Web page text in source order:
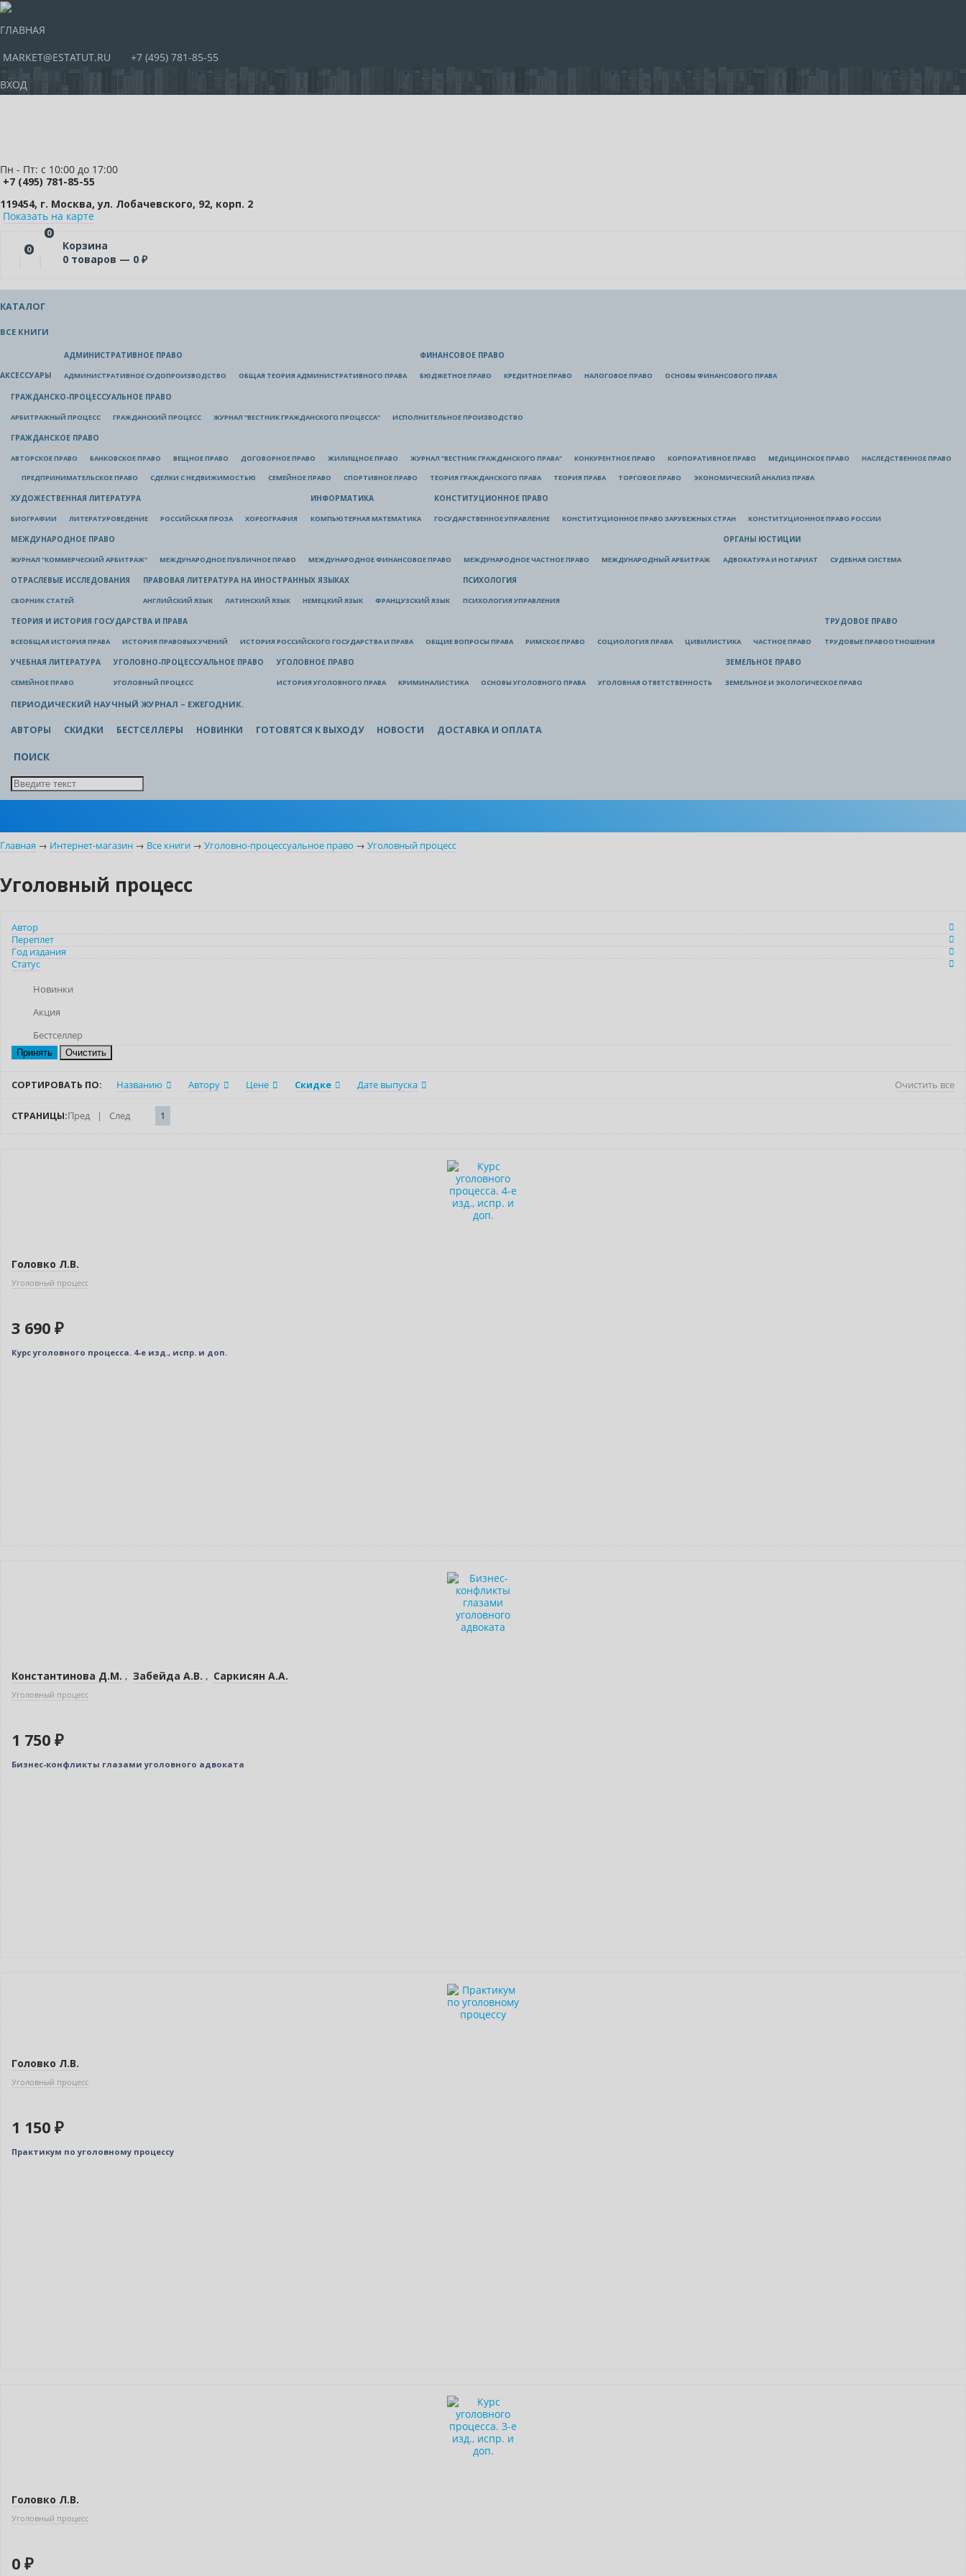
ГЛАВНАЯ
MARKET@ESTATUT.RU
+7 (495) 781-85-55
ВХОД
Пн - Пт: с 10:00 до 17:00
+7 (495) 781-85-55
119454, г. Москва, ул. Лобачевского, 92, корп. 2
Показать на карте
0
0
Корзина
0 товаров — 0 ₽
КАТАЛОГ
ВСЕ КНИГИ
АКСЕССУАРЫ
АДМИНИСТРАТИВНОЕ ПРАВО
АДМИНИСТРАТИВНОЕ СУДОПРОИЗВОДСТВО ОБЩАЯ ТЕОРИЯ АДМИНИСТРАТИВНОГО ПРАВА
ФИНАНСОВОЕ ПРАВО
БЮДЖЕТНОЕ ПРАВО КРЕДИТНОЕ ПРАВО НАЛОГОВОЕ ПРАВО ОСНОВЫ ФИНАНСОВОГО ПРАВА
ГРАЖДАНСКО-ПРОЦЕССУАЛЬНОЕ ПРАВО
АРБИТРАЖНЫЙ ПРОЦЕСС ГРАЖДАНСКИЙ ПРОЦЕСС ЖУРНАЛ "ВЕСТНИК ГРАЖДАНСКОГО ПРОЦЕССА" ИСПОЛНИТЕЛЬНОЕ ПРОИЗВОДСТВО
ГРАЖДАНСКОЕ ПРАВО
АВТОРСКОЕ ПРАВО БАНКОВСКОЕ ПРАВО ВЕЩНОЕ ПРАВО ДОГОВОРНОЕ ПРАВО ЖИЛИЩНОЕ ПРАВО ЖУРНАЛ "ВЕСТНИК ГРАЖДАНСКОГО ПРАВА" КОНКУРЕНТНОЕ ПРАВО КОРПОРАТИВНОЕ ПРАВО МЕДИЦИНСКОЕ ПРАВО НАСЛЕДСТВЕННОЕ ПРАВО
ПРЕДПРИНИМАТЕЛЬСКОЕ ПРАВО СДЕЛКИ С НЕДВИЖИМОСТЬЮ СЕМЕЙНОЕ ПРАВО СПОРТИВНОЕ ПРАВО ТЕОРИЯ ГРАЖДАНСКОГО ПРАВА ТЕОРИЯ ПРАВА ТОРГОВОЕ ПРАВО ЭКОНОМИЧЕСКИЙ АНАЛИЗ ПРАВА
ХУДОЖЕСТВЕННАЯ ЛИТЕРАТУРА
БИОГРАФИИ ЛИТЕРАТУРОВЕДЕНИЕ РОССИЙСКАЯ ПРОЗА ХОРЕОГРАФИЯ
ИНФОРМАТИКА
КОМПЬЮТЕРНАЯ МАТЕМАТИКА
КОНСТИТУЦИОННОЕ ПРАВО
ГОСУДАРСТВЕННОЕ УПРАВЛЕНИЕ КОНСТИТУЦИОННОЕ ПРАВО ЗАРУБЕЖНЫХ СТРАН КОНСТИТУЦИОННОЕ ПРАВО РОССИИ
МЕЖДУНАРОДНОЕ ПРАВО
ЖУРНАЛ "КОММЕРЧЕСКИЙ АРБИТРАЖ" МЕЖДУНАРОДНОЕ ПУБЛИЧНОЕ ПРАВО МЕЖДУНАРОДНОЕ ФИНАНСОВОЕ ПРАВО МЕЖДУНАРОДНОЕ ЧАСТНОЕ ПРАВО МЕЖДУНАРОДНЫЙ АРБИТРАЖ
ОРГАНЫ ЮСТИЦИИ
АДВОКАТУРА И НОТАРИАТ СУДЕБНАЯ СИСТЕМА
ОТРАСЛЕВЫЕ ИССЛЕДОВАНИЯ
СБОРНИК СТАТЕЙ
ПРАВОВАЯ ЛИТЕРАТУРА НА ИНОСТРАННЫХ ЯЗЫКАХ
АНГЛИЙСКИЙ ЯЗЫК ЛАТИНСКИЙ ЯЗЫК НЕМЕЦКИЙ ЯЗЫК ФРАНЦУЗСКИЙ ЯЗЫК
ПСИХОЛОГИЯ
ПСИХОЛОГИЯ УПРАВЛЕНИЯ
ТЕОРИЯ И ИСТОРИЯ ГОСУДАРСТВА И ПРАВА
ВСЕОБЩАЯ ИСТОРИЯ ПРАВА ИСТОРИЯ ПРАВОВЫХ УЧЕНИЙ ИСТОРИЯ РОССИЙСКОГО ГОСУДАРСТВА И ПРАВА ОБЩИЕ ВОПРОСЫ ПРАВА РИМСКОЕ ПРАВО СОЦИОЛОГИЯ ПРАВА ЦИВИЛИСТИКА ЧАСТНОЕ ПРАВО
ТРУДОВОЕ ПРАВО
ТРУДОВЫЕ ПРАВООТНОШЕНИЯ
УЧЕБНАЯ ЛИТЕРАТУРА
СЕМЕЙНОЕ ПРАВО
УГОЛОВНО-ПРОЦЕССУАЛЬНОЕ ПРАВО
УГОЛОВНЫЙ ПРОЦЕСС
УГОЛОВНОЕ ПРАВО
ИСТОРИЯ УГОЛОВНОГО ПРАВА КРИМИНАЛИСТИКА ОСНОВЫ УГОЛОВНОГО ПРАВА УГОЛОВНАЯ ОТВЕТСТВЕННОСТЬ
ЗЕМЕЛЬНОЕ ПРАВО
ЗЕМЕЛЬНОЕ И ЭКОЛОГИЧЕСКОЕ ПРАВО
ПЕРИОДИЧЕСКИЙ НАУЧНЫЙ ЖУРНАЛ – ЕЖЕГОДНИК.
АВТОРЫ СКИДКИ БЕСТСЕЛЛЕРЫ НОВИНКИ ГОТОВЯТСЯ К ВЫХОДУ НОВОСТИ ДОСТАВКА И ОПЛАТА
ПОИСК
Главная → Интернет-магазин → Все книги → Уголовно-процессуальное право → Уголовный процесс
Уголовный процесс
Автор
Переплет
Год издания
Статус
Новинки
Акция
Бестселлер
Очистить
СОРТИРОВАТЬ ПО: Названию Автору Цене Скидке Дате выпуска Очистить все
СТРАНИЦЫ:Пред | След 1
Головко Л.В.
Уголовный процесс
3 690 ₽
Курс уголовного процесса. 4-е изд., испр. и доп.
Константинова Д.М. , Забейда А.В. , Саркисян А.А.
Уголовный процесс
1 750 ₽
Бизнес-конфликты глазами уголовного адвоката
Головко Л.В.
Уголовный процесс
1 150 ₽
Практикум по уголовному процессу
Головко Л.В.
Уголовный процесс
0 ₽